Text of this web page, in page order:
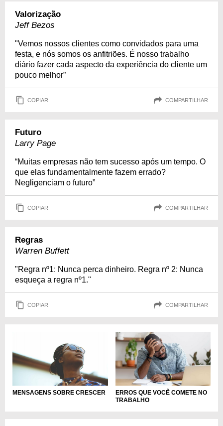
Valorização
Jeff Bezos
"Vemos nossos clientes como convidados para uma
festa, e nós somos os anfitriões. É nosso trabalho
diário fazer cada aspecto da experiência do cliente um
pouco melhor”
COPIAR COMPARTILHAR
Futuro
Larry Page
“Muitas empresas não tem sucesso após um tempo. O
que elas fundamentalmente fazem errado?
Negligenciam o futuro”
COPIAR COMPARTILHAR
Regras
Warren Buffett
"Regra nº1: Nunca perca dinheiro. Regra nº 2: Nunca
esqueça a regra nº1."
COPIAR COMPARTILHAR
MENSAGENS SOBRE CRESCER
ERROS QUE VOCÊ COMETE NO
TRABALHO